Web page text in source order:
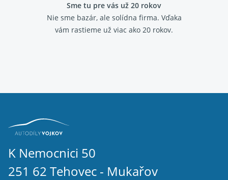
Sme tu pre vás už 20 rokov
Nie sme bazár, ale solídna firma. Vďaka
vám rastieme už viac ako 20 rokov.
K Nemocnici 50
251 62 Tehovec - Mukařov